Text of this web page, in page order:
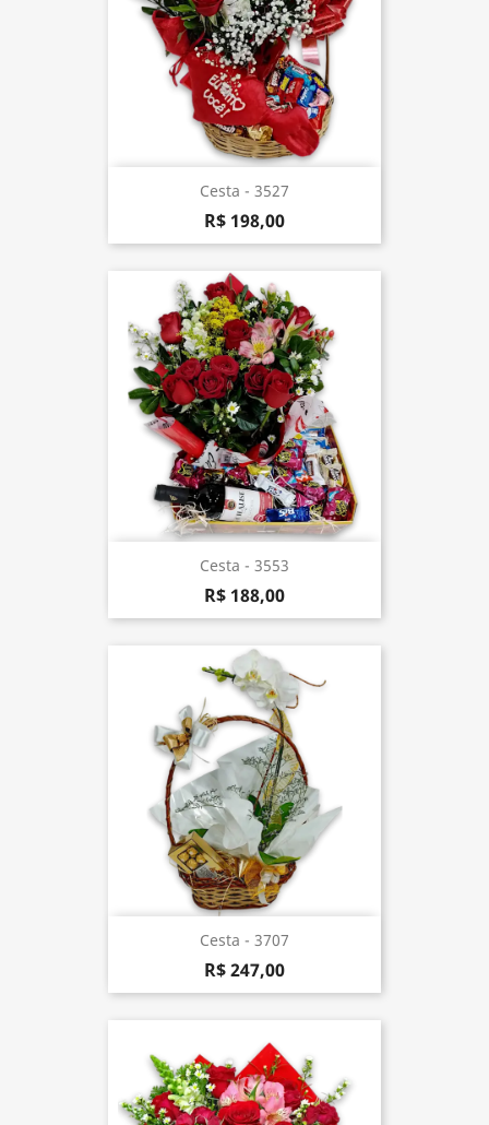
Cesta - 3527
R$ 198,00
Cesta - 3553
R$ 188,00
Cesta - 3707
R$ 247,00